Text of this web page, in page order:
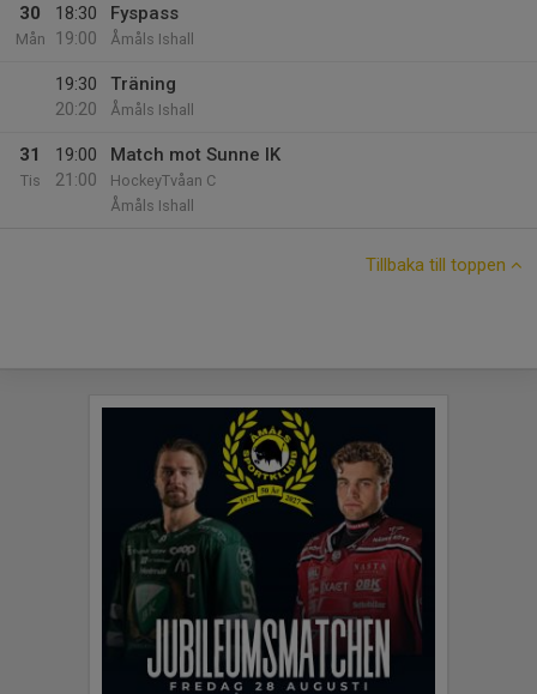
30
Mån
18:30
19:00
Fyspass
Åmåls Ishall
19:30
20:20
Träning
Åmåls Ishall
31
Tis
19:00
21:00
Match mot Sunne IK
HockeyTvåan C
Åmåls Ishall
Tillbaka till toppen